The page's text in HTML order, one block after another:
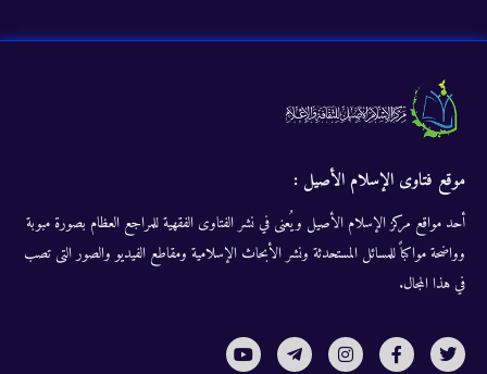
موقع فتاوى الإسلام الأصيل :
أحد مواقع مركز الإسلام الأصيل ويُعنى في نشر الفتاوى الفقهية للمراجع العظام بصورة مبوبة
وواضحة مواكباً للمسائل المستحدثة ونشر الأبحاث الإسلامية ومقاطع الفيديو والصور التى تصب
في هذا المجال.